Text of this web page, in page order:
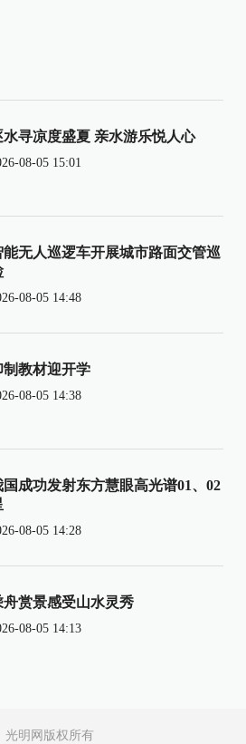
水寻凉度盛夏 亲水游乐悦人心
08-05 15:01
能无人巡逻车开展城市路面交管巡
08-05 14:48
制教材迎开学
08-05 14:38
国成功发射东方慧眼高光谱01、02
08-05 14:28
舟赏景感受山水灵秀
08-05 14:13
光明网版权所有